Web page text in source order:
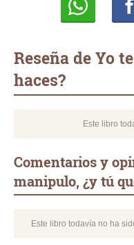
Reseña de Yo
haces?
Este libro
Comentarios y
manipulo, ¿y tú
Este libro todavía no ha